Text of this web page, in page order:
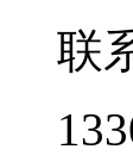
联